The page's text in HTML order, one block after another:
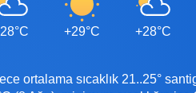
+29°C +28°C
ortalama sıcaklık 21..25°